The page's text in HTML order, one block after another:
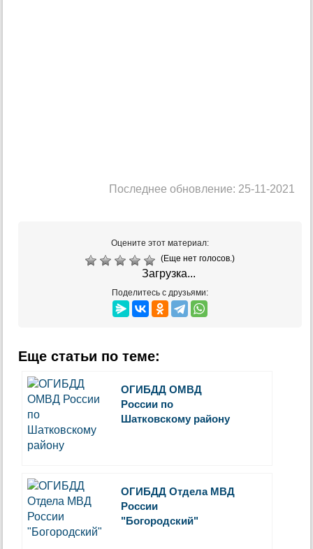
Последнее обновление: 25-11-2021
Оцените этот материал:
(Еще нет голосов.)
Загрузка...
Поделитесь с друзьями:
Еще статьи по теме:
ОГИБДД ОМВД
России по
Шатковскому району
ОГИБДД Отдела МВД
России
"Богородский"